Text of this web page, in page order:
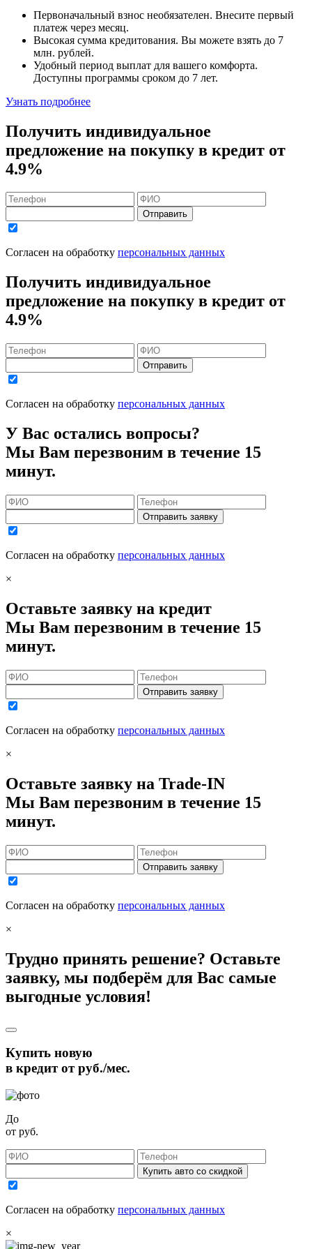
Первоначальный взнос необязателен. Внесите первый
платеж через месяц.
Высокая сумма кредитования. Вы можете взять до 7
млн. рублей.
Удобный период выплат для вашего комфорта.
Доступны программы сроком до 7 лет.
Узнать подробнее
Получить индивидуальное
предложение на покупку в кредит от
4.9%
Отправить
Согласен на обработку персональных данных
Получить индивидуальное
предложение на покупку в кредит от
4.9%
Отправить
Согласен на обработку персональных данных
У Вас остались вопросы?
Мы Вам перезвоним в течение 15
минут.
Отправить заявку
Согласен на обработку персональных данных
×
Оставьте заявку на кредит
Мы Вам перезвоним в течение 15
минут.
Отправить заявку
Согласен на обработку персональных данных
×
Оставьте заявку на Trade-IN
Мы Вам перезвоним в течение 15
минут.
Отправить заявку
Согласен на обработку персональных данных
×
Трудно принять решение? Оставьте
заявку, мы подберём для Вас самые
выгодные условия!
Купить новую
в кредит отруб./мес.
До
от руб.
Купить авто со скидкой
Согласен на обработку персональных данных
×